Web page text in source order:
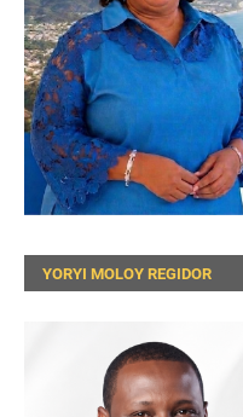
YORYI MOLOY REGIDOR